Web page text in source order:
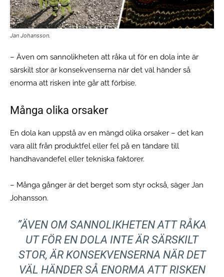
Jan Johansson.
– Även om sannolikheten att råka ut för en dola inte är
särskilt stor är konsekvenserna när det väl händer så
enorma att risken inte går att förbise.
Många olika orsaker
En dola kan uppstå av en mängd olika orsaker – det kan
vara allt från produktfel eller fel på en tändare till
handhavandefel eller tekniska faktorer.
– Många gånger är det berget som styr också, säger Jan
Johansson.
”ÄVEN OM SANNOLIKHETEN ATT RÅKA
UT FÖR EN DOLA INTE ÄR SÄRSKILT
STOR, ÄR KONSEKVENSERNA NÄR DET
VÄL HÄNDER SÅ ENORMA ATT RISKEN